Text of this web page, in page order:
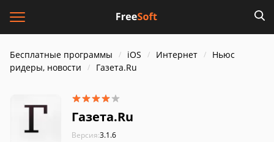
Бесплатные программы iOS Интернет
Ньюс
ридеры, новости
Газета.Ru
Газета.Ru
Версия:3.1.6